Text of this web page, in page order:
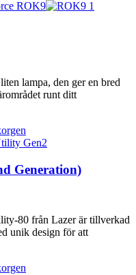
lampa, den ger en bred
runt ditt
Generation)
80 från Lazer är tillverkad
unik design för att